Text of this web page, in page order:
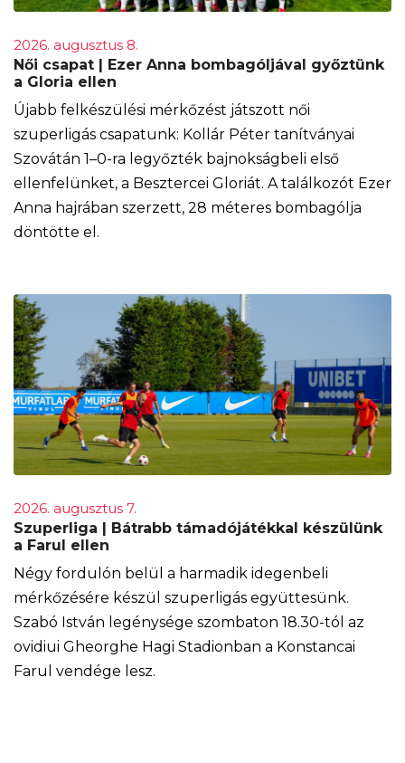
2026. augusztus 8.
Női csapat | Ezer Anna bombagóljával győztünk
a Gloria ellen
Újabb felkészülési mérkőzést játszott női
szuperligás csapatunk: Kollár Péter tanítványai
Szovátán 1–0-ra legyőzték bajnokságbeli első
ellenfelünket, a Besztercei Gloriát. A találkozót Ezer
Anna hajrában szerzett, 28 méteres bombagólja
döntötte el.
2026. augusztus 7.
Szuperliga | Bátrabb támadójátékkal készülünk
a Farul ellen
Négy fordulón belül a harmadik idegenbeli
mérkőzésére készül szuperligás együttesünk.
Szabó István legénysége szombaton 18.30-tól az
ovidiui Gheorghe Hagi Stadionban a Konstancai
Farul vendége lesz.